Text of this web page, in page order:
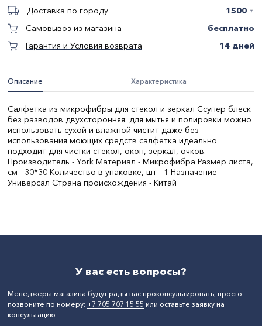
Описание Характеристика
Салфетка из микрофибры для стекол и зеркал Cсупер блеск
без разводов двухсторонняя: для мытья и полировки можно
использовать сухой и влажной чистит даже без
использования моющих средств салфетка идеально
подходит для чистки стекол, окон, зеркал, очков.
Производитель - York Материал - Микрофибра Размер листа,
см - 30*30 Количество в упаковке, шт - 1 Назначение -
Универсал Страна происхождения - Китай
Бренд:
YORK
Доставка по городу 1500 〒
Самовывоз из магазина
бесплатно
Гарантия и Условия возврата
14 дней
У вас есть вопросы?
Менеджеры магазина будут рады вас проконсультировать, просто
позвоните по номеру: +7 705 707 15 55 или оставьте заявку на
консультацию